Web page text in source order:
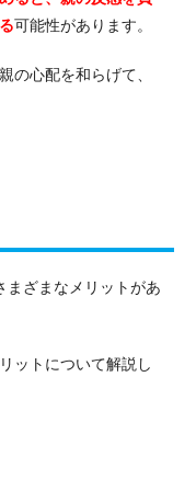
可能性があります。
の心配を和らげて、
まざまなメリットがあ
ットについて解説し